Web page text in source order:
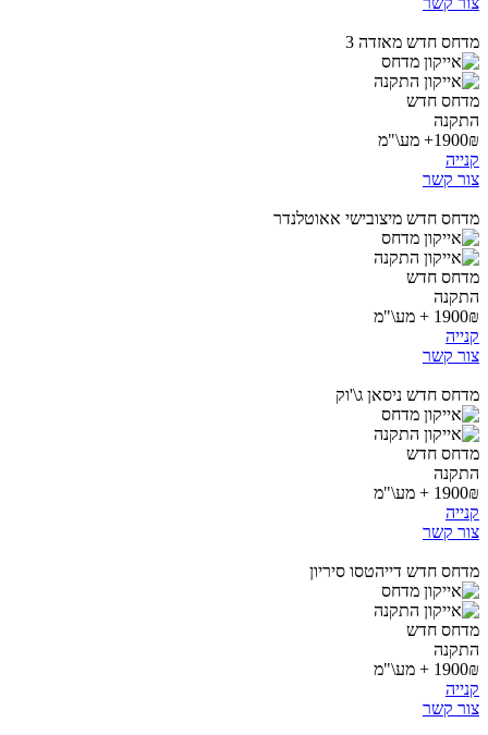
מדחס חדש מאזדה 3
מדחס חדש
התקנה
1900₪+ מע\"מ
קנייה
צור קשר
מדחס חדש מיצובישי אאוטלנדר
מדחס חדש
התקנה
1900₪ + מע\"מ
קנייה
צור קשר
מדחס חדש ניסאן ג\'וק
מדחס חדש
התקנה
1900₪ + מע\"מ
קנייה
צור קשר
מדחס חדש דייהטסו סיריון
מדחס חדש
התקנה
1900₪ + מע\"מ
קנייה
צור קשר